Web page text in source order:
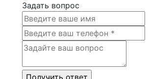
Задать вопрос